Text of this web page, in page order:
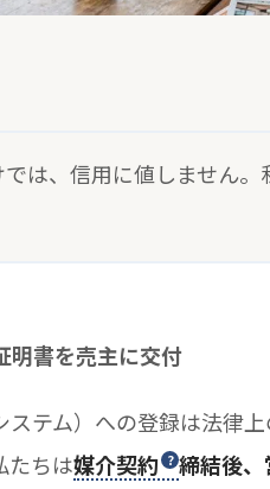
は、信用に値しません。
明書を売主に交付
ステム）への登録は法律
たちは媒介契約 締結後